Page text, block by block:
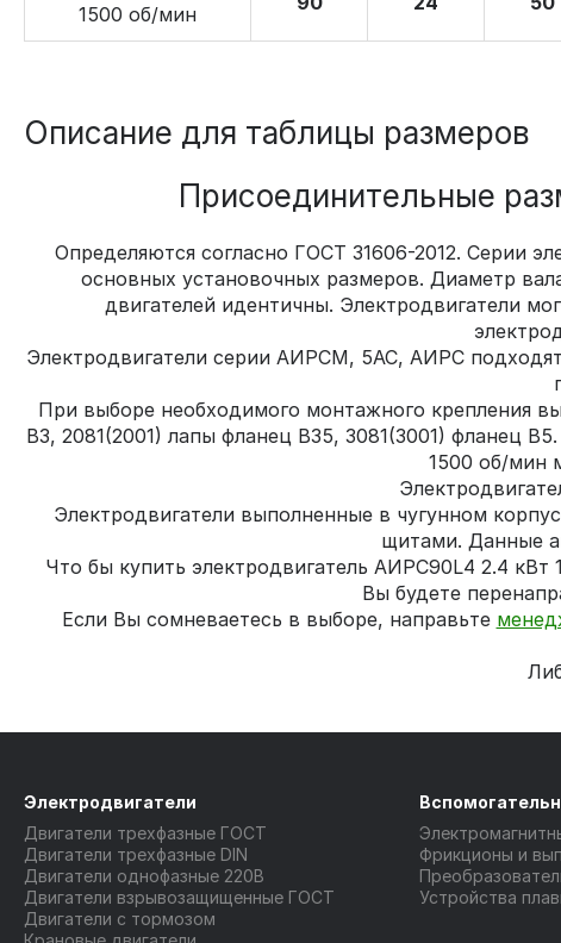
1500 об/мин
Описание для таблицы размеров
Присоединительные
Определяются согласно ГОСТ 31606-2012. Серии
основных установочных размеров. Диаметр
двигателей идентичны. Электродвигатели
Электродвигатели серии АИРСМ, 5АС, АИРС
При выборе необходимого монтажного крепления
В3, 2081(2001) лапы фланец В35, 3081(3001) фланец
1500 об/мин
Электродвигатели выполненные в чугунном
щитами. Данные
Что бы купить электродвигатель АИРС90L4 2.4
Вы будете
Если Вы сомневаетесь в выборе, направьте
Электродвигатели
Двигатели трехфазные ГОСТ
Двигатели трехфазные DIN
Двигатели однофазные 220В
Двигатели взрывозащищенные ГОСТ
Двигатели с тормозом
Фрикционы и
Устройства